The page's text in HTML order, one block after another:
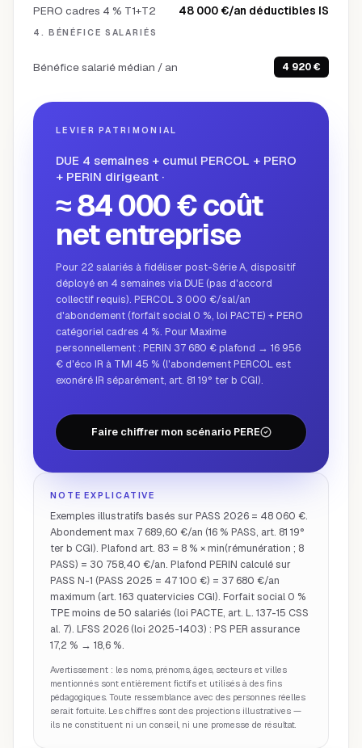
PERO cadres 4 % T1+T2 48 000 €/an déductibles IS
4. BÉNÉFICE SALARIÉS
Bénéfice salarié médian / an 4 920 €
LEVIER PATRIMONIAL
DUE 4 semaines + cumul PERCOL + PERO
+ PERIN dirigeant ·
≈ 84 000 € coût
net entreprise
Pour 22 salariés à fidéliser post-Série A, dispositif
déployé en 4 semaines via DUE (pas d'accord
collectif requis). PERCOL 3 000 €/sal/an
d'abondement (forfait social 0 %, loi PACTE) + PERO
catégoriel cadres 4 %. Pour Maxime
personnellement : PERIN 37 680 € plafond → 16 956
€ d'éco IR à TMI 45 % (l'abondement PERCOL est
exonéré IR séparément, art. 81 19° ter b CGI).
Faire chiffrer mon scénario PERE
NOTE EXPLICATIVE
Exemples illustratifs basés sur PASS 2026 = 48 060 €.
Abondement max 7 689,60 €/an (16 % PASS, art. 81 19°
ter b CGI). Plafond art. 83 = 8 % × min(rémunération ; 8
PASS) = 30 758,40 €/an. Plafond PERIN calculé sur
PASS N-1 (PASS 2025 = 47 100 €) = 37 680 €/an
maximum (art. 163 quatervicies CGI). Forfait social 0 %
TPE moins de 50 salariés (loi PACTE, art. L. 137-15 CSS
al. 7). LFSS 2026 (loi 2025-1403) : PS PER assurance
17,2 % → 18,6 %.
Avertissement : les noms, prénoms, âges, secteurs et villes
mentionnés sont entièrement fictifs et utilisés à des fins
pédagogiques. Toute ressemblance avec des personnes réelles
serait fortuite. Les chiffres sont des projections illustratives —
ils ne constituent ni un conseil, ni une promesse de résultat.